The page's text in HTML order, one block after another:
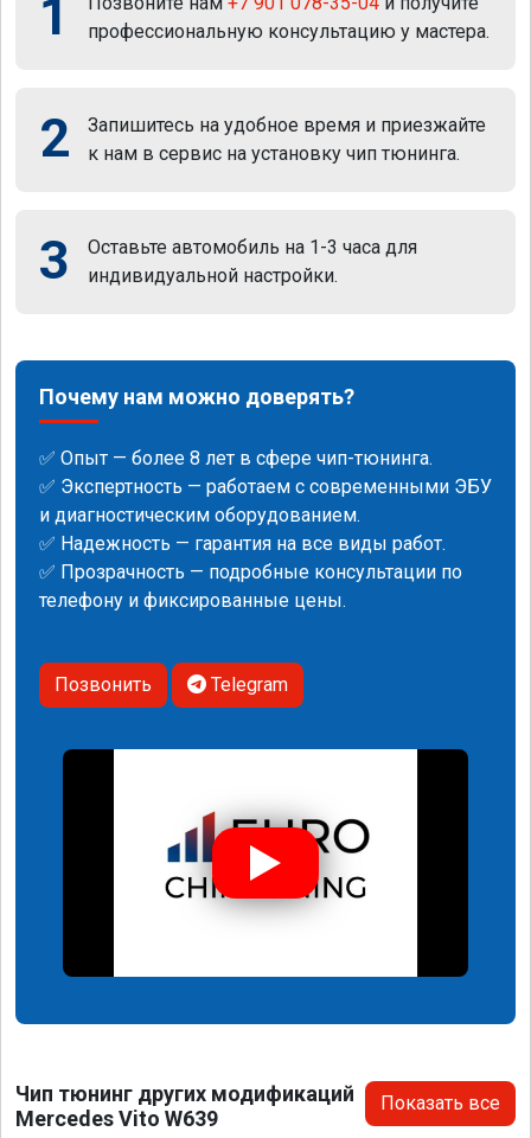
1
профессиональную консультацию у мастера.
2
Запишитесь на удобное время и приезжайте
к нам в сервис на установку чип тюнинга.
3
Оставьте автомобиль на 1-3 часа для
индивидуальной настройки.
Почему нам можно доверять?
✅ Опыт — более 8 лет в сфере чип-тюнинга.
✅ Экспертность — работаем с современными ЭБУ
и диагностическим оборудованием.
✅ Надежность — гарантия на все виды работ.
✅ Прозрачность — подробные консультации по
телефону и фиксированные цены.
Позвонить Telegram
Чип тюнинг других модификаций
Mercedes Vito W639
Показать все